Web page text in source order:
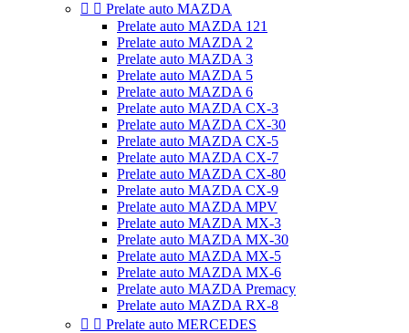
  Prelate auto MAZDA
Prelate auto MAZDA 121
Prelate auto MAZDA 2
Prelate auto MAZDA 3
Prelate auto MAZDA 5
Prelate auto MAZDA 6
Prelate auto MAZDA CX-3
Prelate auto MAZDA CX-30
Prelate auto MAZDA CX-5
Prelate auto MAZDA CX-7
Prelate auto MAZDA CX-80
Prelate auto MAZDA CX-9
Prelate auto MAZDA MPV
Prelate auto MAZDA MX-3
Prelate auto MAZDA MX-30
Prelate auto MAZDA MX-5
Prelate auto MAZDA MX-6
Prelate auto MAZDA Premacy
Prelate auto MAZDA RX-8
  Prelate auto MERCEDES